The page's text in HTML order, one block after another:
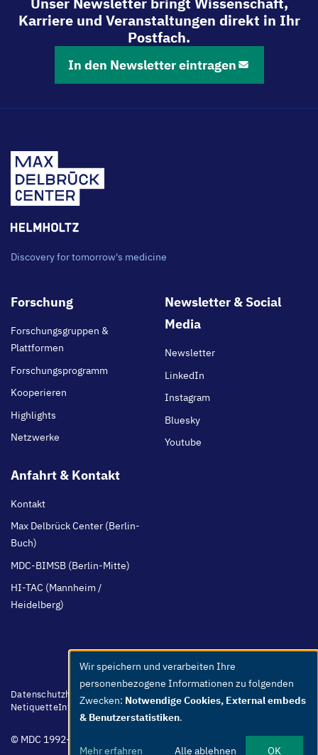
Karriere und Veranstaltungen direkt in Ihr
Postfach.
In den Newsletter eintragen
Discovery for tomorrow's medicine
Footer
Forschung
Forschungsgruppen &
Plattformen
Forschungsprogramm
Kooperieren
Highlights
Netzwerke
Newsletter & Social
Media
Newsletter
LinkedIn
Instagram
Bluesky
Youtube
Anfahrt & Kontakt
Kontakt
Max Delbrück Center (Berlin-
Buch)
MDC-BIMSB (Berlin-Mitte)
HI-TAC (Mannheim /
Heidelberg)
Footer
menu
Datenschutzhinweis BarrierefreiheitLeichte Sprache
Whistleblower
NetiquetteInternImpressum
© MDC 1992-2026
Use
of
personal
data
Wir speichern und verarbeiten Ihre
personenbezogene Informationen zu folgenden
Zwecken: Notwendige Cookies, External embeds
& Benutzerstatistiken.
Mehr erfahren Alle ablehnen OK